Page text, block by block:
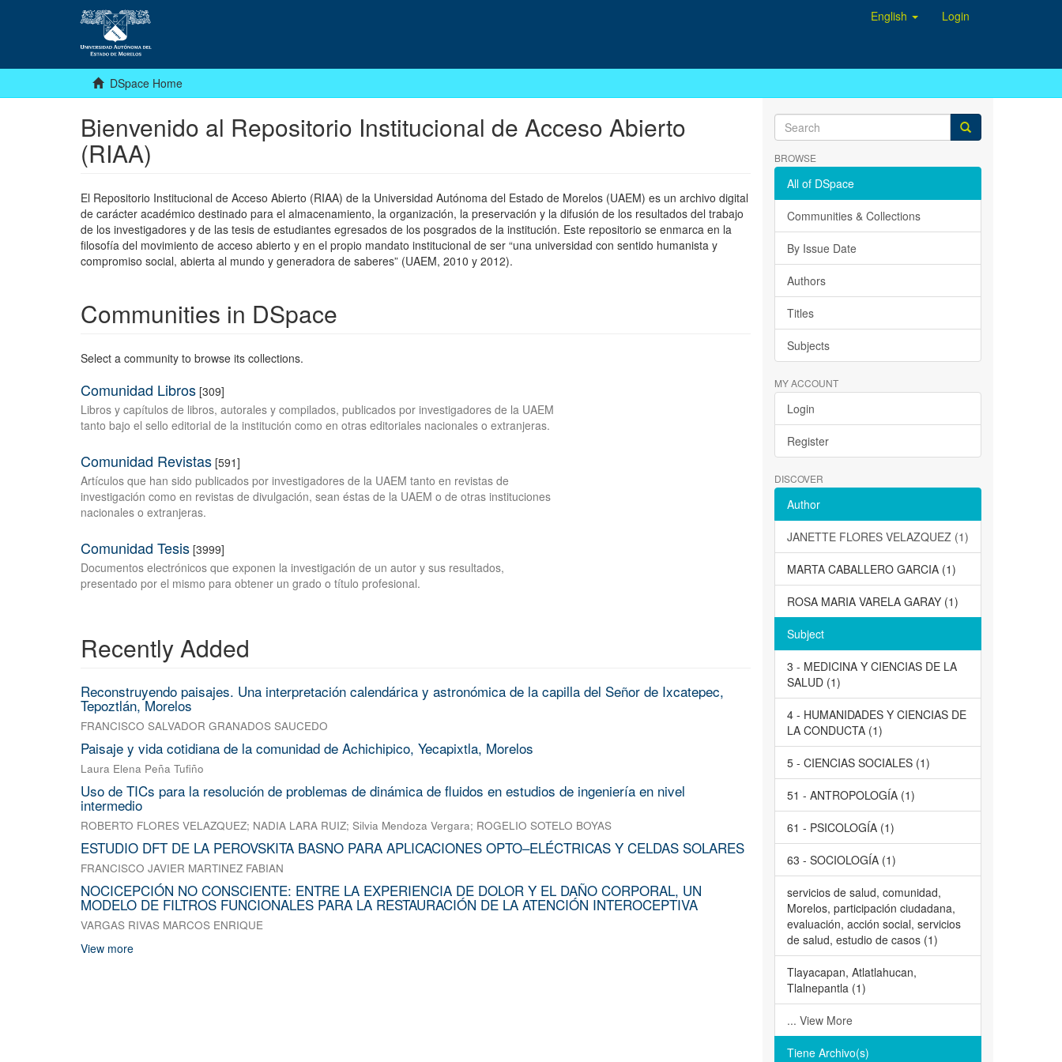
English Login
DSpace Home
Bienvenido al Repositorio Institucional de Acceso Abierto
(RIAA)
El Repositorio Institucional de Acceso Abierto (RIAA) de la Universidad Autónoma del Estado de Morelos (UAEM) es un archivo digital
de carácter académico destinado para el almacenamiento, la organización, la preservación y la difusión de los resultados del trabajo
de los investigadores y de las tesis de estudiantes egresados de los posgrados de la institución. Este repositorio se enmarca en la
filosofía del movimiento de acceso abierto y en el propio mandato institucional de ser “una universidad con sentido humanista y
compromiso social, abierta al mundo y generadora de saberes” (UAEM, 2010 y 2012).
Communities in DSpace
Select a community to browse its collections.
Comunidad Libros [309]
Libros y capítulos de libros, autorales y compilados, publicados por investigadores de la UAEM
tanto bajo el sello editorial de la institución como en otras editoriales nacionales o extranjeras.
Comunidad Revistas [591]
Artículos que han sido publicados por investigadores de la UAEM tanto en revistas de
investigación como en revistas de divulgación, sean éstas de la UAEM o de otras instituciones
nacionales o extranjeras.
Comunidad Tesis [3999]
Documentos electrónicos que exponen la investigación de un autor y sus resultados,
presentado por el mismo para obtener un grado o título profesional.
Recently Added
Reconstruyendo paisajes. Una interpretación calendárica y astronómica de la capilla del Señor de Ixcatepec,
Tepoztlán, Morelos
FRANCISCO SALVADOR GRANADOS SAUCEDO
Paisaje y vida cotidiana de la comunidad de Achichipico, Yecapixtla, Morelos
Laura Elena Peña Tufiño
Uso de TICs para la resolución de problemas de dinámica de fluidos en estudios de ingeniería en nivel
intermedio
ROBERTO FLORES VELAZQUEZ; NADIA LARA RUIZ; Silvia Mendoza Vergara; ROGELIO SOTELO BOYAS
ESTUDIO DFT DE LA PEROVSKITA BASNO PARA APLICACIONES OPTO–ELÉCTRICAS Y CELDAS SOLARES
FRANCISCO JAVIER MARTINEZ FABIAN
NOCICEPCIÓN NO CONSCIENTE: ENTRE LA EXPERIENCIA DE DOLOR Y EL DAÑO CORPORAL, UN
MODELO DE FILTROS FUNCIONALES PARA LA RESTAURACIÓN DE LA ATENCIÓN INTEROCEPTIVA
VARGAS RIVAS MARCOS ENRIQUE
View more
BROWSE
All of DSpace
Communities & Collections
By Issue Date
Authors
Titles
Subjects
MY ACCOUNT
Login
Register
DISCOVER
Author
JANETTE FLORES VELAZQUEZ (1)
MARTA CABALLERO GARCIA (1)
ROSA MARIA VARELA GARAY (1)
Subject
3 - MEDICINA Y CIENCIAS DE LA
SALUD (1)
4 - HUMANIDADES Y CIENCIAS DE
LA CONDUCTA (1)
5 - CIENCIAS SOCIALES (1)
51 - ANTROPOLOGÍA (1)
61 - PSICOLOGÍA (1)
63 - SOCIOLOGÍA (1)
servicios de salud, comunidad,
Morelos, participación ciudadana,
evaluación, acción social, servicios
de salud, estudio de casos (1)
Tlayacapan, Atlatlahucan,
Tlalnepantla (1)
... View More
Tiene Archivo(s)